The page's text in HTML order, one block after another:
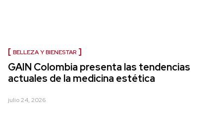
BELLEZA Y BIENESTAR
GAIN Colombia presenta las tendencias
actuales de la medicina estética
julio 24, 2026